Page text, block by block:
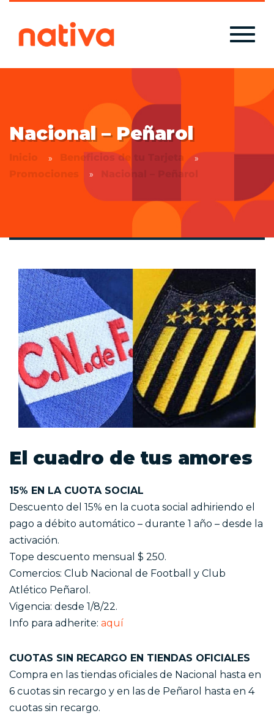
Nacional – Peñarol
Inicio
Beneficios de tu Tarjeta
Promociones
Nacional – Peñarol
El cuadro de tus amores
15% EN LA CUOTA SOCIAL
Descuento del 15% en la cuota social adhiriendo el
pago a débito automático – durante 1 año – desde la
activación.
Tope descuento mensual $ 250.
Comercios: Club Nacional de Football y Club
Atlético Peñarol.
Vigencia: desde 1/8/22.
Info para adherite: aquí
CUOTAS SIN RECARGO EN TIENDAS OFICIALES
Compra en las tiendas oficiales de Nacional hasta en
6 cuotas sin recargo y en las de Peñarol hasta en 4
cuotas sin recargo.